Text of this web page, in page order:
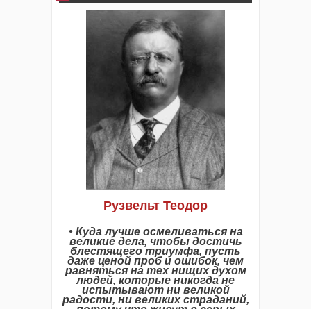
Рузвельт Теодор
• Куда лучше осмеливаться на
великие дела, чтобы достичь
блестящего триумфа, пусть
даже ценой проб и ошибок, чем
равняться на тех нищих духом
людей, которые никогда не
испытывают ни великой
радости, ни великих страданий,